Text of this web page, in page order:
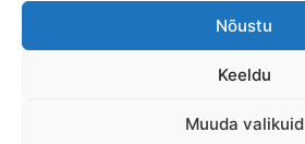
Nõustu
Keeldu
Muuda valikuid